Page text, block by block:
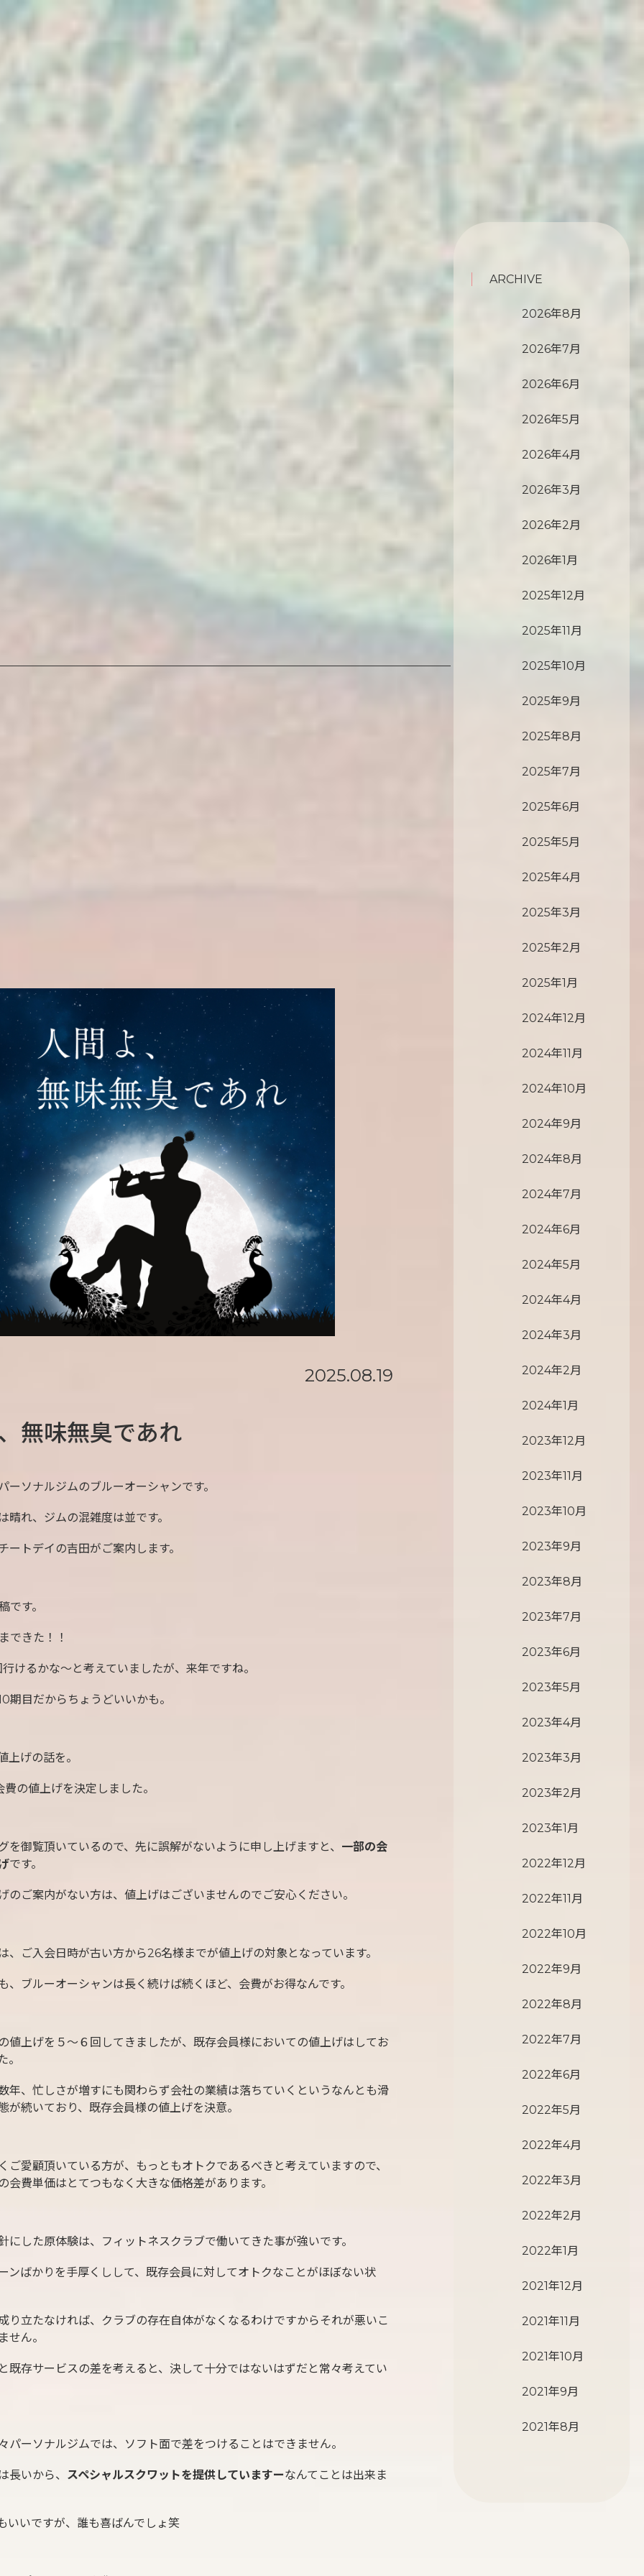
2025.08.19
無味無臭であれ
ーソナルジムのブルーオーシャンです。
晴れ、ジムの混雑度は並です。
ートデイの吉田がご案内します。
です。
できた！！
けるかな〜と考えていましたが、来年ですね。
期目だからちょうどいいかも。
上げの話を。
の値上げを決定しました。
を御覧頂いているので、先に誤解がないように申し上げますと、 一部の会
です。
のご案内がない方は、値上げはございませんのでご安心ください。
、ご入会日時が古い方から26名様までが値上げの対象となっています。
、ブルーオーシャンは長く続けば続くほど、会費がお得なんです。
値上げを５〜６回してきましたが、既存会員様においての値上げはしてお
。
年、忙しさが増すにも関わらず会社の業績は落ちていくというなんとも滑
が続いており、既存会員様の値上げを決意。
ご愛顧頂いている方が、もっともオトクであるべきと考えていますので、
会費単価はとてつもなく大きな価格差があります。
にした原体験は、フィットネスクラブで働いてきた事が強いです。
ンばかりを手厚くしして、既存会員に対してオトクなことがほぼない状
り立たなければ、クラブの存在自体がなくなるわけですからそれが悪いこ
せん。
既存サービスの差を考えると、決して十分ではないはずだと常々考えてい
パーソナルジムでは、ソフト面で差をつけることはできません。
長いから、 スペシャルスクワットを提供していますーなんてことは出来ま
いいですが、誰も喜ばんでしょ笑
ARCHIVE
2026年8月
2026年7月
2026年6月
2026年5月
2026年4月
2026年3月
2026年2月
2026年1月
2025年12月
2025年11月
2025年10月
2025年9月
2025年8月
2025年7月
2025年6月
2025年5月
2025年4月
2025年3月
2025年2月
2025年1月
2024年12月
2024年11月
2024年10月
2024年9月
2024年8月
2024年7月
2024年6月
2024年5月
2024年4月
2024年3月
2024年2月
2024年1月
2023年12月
2023年11月
2023年10月
2023年9月
2023年8月
2023年7月
2023年6月
2023年5月
2023年4月
2023年3月
2023年2月
2023年1月
2022年12月
2022年11月
2022年10月
2022年9月
2022年8月
2022年7月
2022年6月
2022年5月
2022年4月
2022年3月
2022年2月
2022年1月
2021年12月
2021年11月
2021年10月
2021年9月
2021年8月